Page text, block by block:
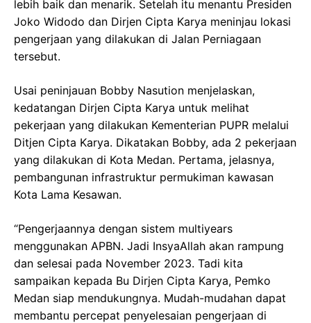
lebih baik dan menarik. Setelah itu menantu Presiden
Joko Widodo dan Dirjen Cipta Karya meninjau lokasi
pengerjaan yang dilakukan di Jalan Perniagaan
tersebut.
Usai peninjauan Bobby Nasution menjelaskan,
kedatangan Dirjen Cipta Karya untuk melihat
pekerjaan yang dilakukan Kementerian PUPR melalui
Ditjen Cipta Karya. Dikatakan Bobby, ada 2 pekerjaan
yang dilakukan di Kota Medan. Pertama, jelasnya,
pembangunan infrastruktur permukiman kawasan
Kota Lama Kesawan.
“Pengerjaannya dengan sistem multiyears
menggunakan APBN. Jadi InsyaAllah akan rampung
dan selesai pada November 2023. Tadi kita
sampaikan kepada Bu Dirjen Cipta Karya, Pemko
Medan siap mendukungnya. Mudah-mudahan dapat
membantu percepat penyelesaian pengerjaan di